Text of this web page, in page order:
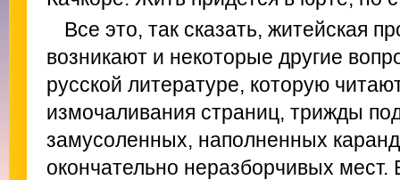
Все это, так сказать, житейская
возникают и некоторые другие
русской литературе, которую
измочаливания страниц, трижды
замусоленных, наполненных
окончательно неразборчивых мест.